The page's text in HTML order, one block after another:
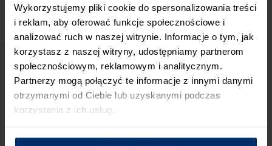
Wykorzystujemy pliki cookie do spersonalizowania treści
i reklam, aby oferować funkcje społecznościowe i
analizować ruch w naszej witrynie. Informacje o tym, jak
korzystasz z naszej witryny, udostępniamy partnerom
społecznościowym, reklamowym i analitycznym.
Partnerzy mogą połączyć te informacje z innymi danymi
otrzymanymi od Ciebie lub uzyskanymi podczas
korzystania z ich usług.
PRZED WIZYTĄ W SKLEPIE POLECAMY: